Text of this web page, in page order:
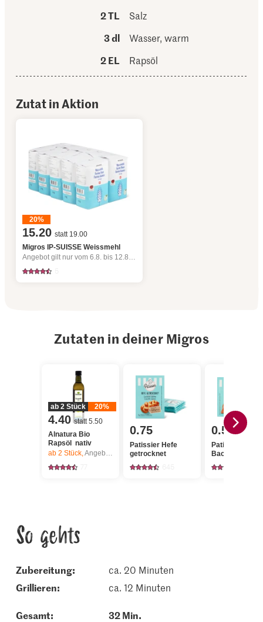
2 TL
Salz
3 dl
Wasser, warm
2 EL
Rapsöl
Zutat in Aktion
20%
15.20 statt 19.00
Migros IP-SUISSE Weissmehl
Angebot gilt nur vom 6.8. bis 12.8.2026, solange Vorrat.
Zutaten in deiner Migros
ab 2 Stück 20%
4.40 statt 5.50
Alnatura Bio
Rapsöl nativ
ab 2 Stück,Angebot gilt nur vom 6.8. bis 12.8.2026, solange Vorrat.
0.75
Patissier Hefe
getrocknet
0.50
Patissier
Backpulver
So gehts
Zubereitung:
ca. 20 Minuten
grillieren:
ca. 12 Minuten
Gesamt: 32 Min.